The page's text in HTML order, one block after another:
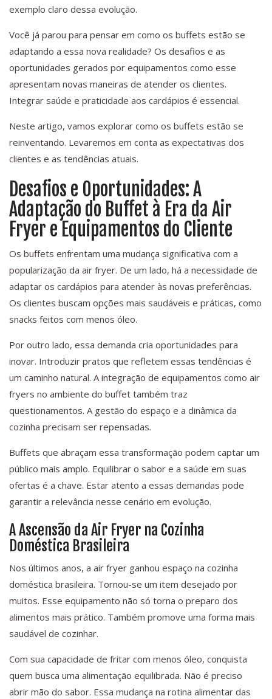
exemplo claro dessa evolução.
Você já parou para pensar em como os buffets estão se
adaptando a essa nova realidade? Os desafios e as
oportunidades gerados por equipamentos como esse
apresentam novas maneiras de atender os clientes.
Integrar saúde e praticidade aos cardápios é essencial.
Neste artigo, vamos explorar como os buffets estão se
reinventando. Levaremos em conta as expectativas dos
clientes e as tendências atuais.
Desafios e Oportunidades: A
Adaptação do Buffet à Era da Air
Fryer e Equipamentos do Cliente
Os buffets enfrentam uma mudança significativa com a
popularização da air fryer. De um lado, há a necessidade de
adaptar os cardápios para atender às novas preferências.
Os clientes buscam opções mais saudáveis e práticas, como
snacks feitos com menos óleo.
Por outro lado, essa demanda cria oportunidades para
inovar. Introduzir pratos que refletem essas tendências é
um caminho natural. A integração de equipamentos como air
fryers no ambiente do buffet também traz
questionamentos. A gestão do espaço e a dinâmica da
cozinha precisam ser repensadas.
Buffets que abraçam essa transformação podem captar um
público mais amplo. Equilibrar o sabor e a saúde em suas
ofertas é a chave. Estar atento a essas demandas pode
garantir a relevância nesse cenário em evolução.
A Ascensão da Air Fryer na Cozinha
Doméstica Brasileira
Nos últimos anos, a air fryer ganhou espaço na cozinha
doméstica brasileira. Tornou-se um item desejado por
muitos. Esse equipamento não só torna o preparo dos
alimentos mais prático. Também promove uma forma mais
saudável de cozinhar.
Com sua capacidade de fritar com menos óleo, conquista
quem busca uma alimentação equilibrada. Não é preciso
abrir mão do sabor. Essa mudança na rotina alimentar das